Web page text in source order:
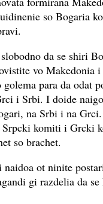
so Bogaria
da se shiri
vo Makedonia i
para da odat
i Srbi. I doide
na Srbi i na
komiti i Grcki
so brachet.
ot ninite
gi razdelia da